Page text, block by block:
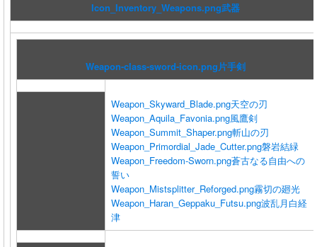
Icon_Inventory_Weapons.png武器
Weapon-class-sword-icon.png片手剣
Weapon_Skyward_Blade.png天空の刃
Weapon_Aquila_Favonia.png風鷹剣
Weapon_Summit_Shaper.png斬山の刃
Weapon_Primordial_Jade_Cutter.png磐岩結緑
Weapon_Freedom-Sworn.png蒼古なる自由への
誓い
Weapon_Mistsplitter_Reforged.png霧切の廻光
Weapon_Haran_Geppaku_Futsu.png波乱月白経
津